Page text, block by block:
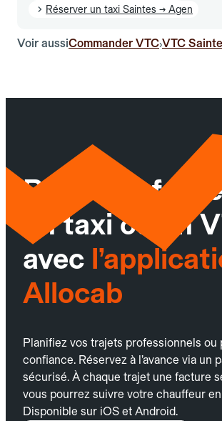
Réserver un taxi Saintes → Agen
Voir aussiCommander VTC›VTC
Réservez
un taxi ou un
avec
Allocab
Planifiez vos trajets professionnels ou
confiance. Réservez à l’avance via un
sécurisé. À chaque trajet une facture
vous pourrez suivre votre chauffeur
Disponible sur iOS et Android.